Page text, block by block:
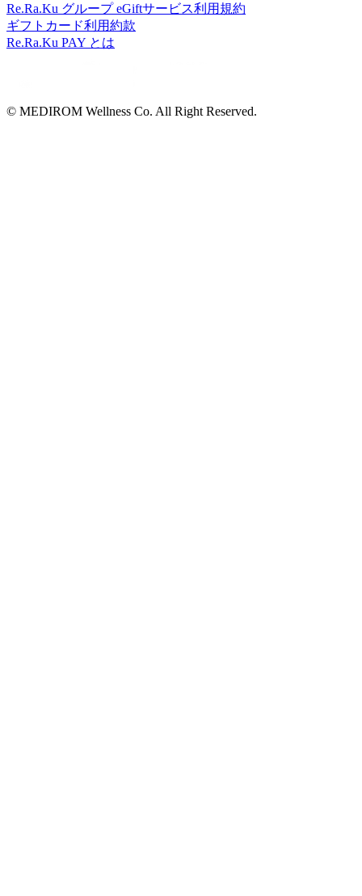
Re.Ra.Ku グループ eGiftサービス利用規約
ギフトカード利用約款
Re.Ra.Ku PAY とは
© MEDIROM Wellness Co. All Right Reserved.